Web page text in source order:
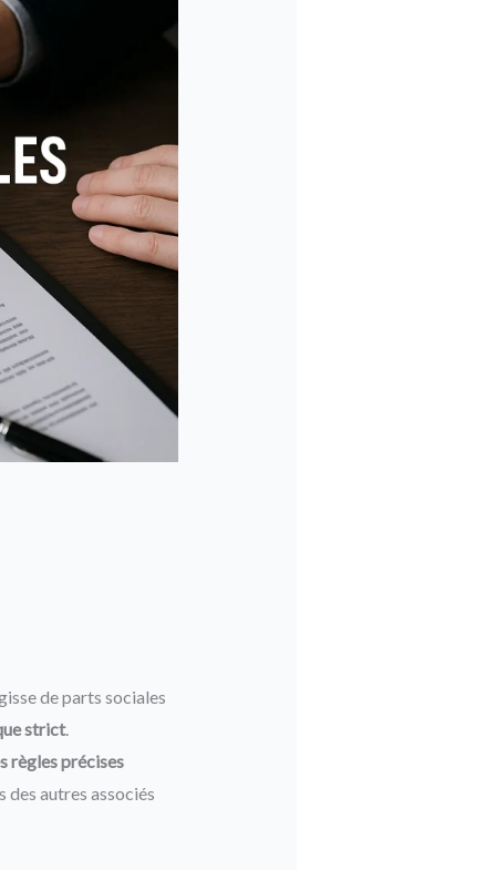
de parts sociales
strict.
règles précises
autres associés